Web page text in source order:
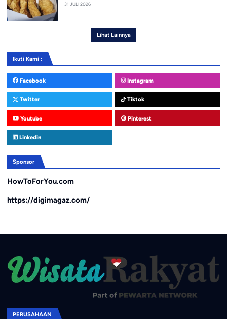
31 JULI 2026
Lihat Lainnya
Ikuti Kami :
Facebook Instagram
Twitter Tiktok
Youtube Pinterest
Linkedin
Sponsor
HowToForYou.com
https://digimagaz.com/
PERUSAHAAN